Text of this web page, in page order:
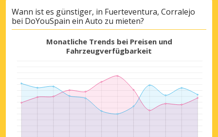
Wann ist es günstiger, in Fuerteventura, Corralejo
bei DoYouSpain ein Auto zu mieten?
Monatliche Trends bei Preisen und
Fahrzeugverfügbarkeit
Top-Ersparnisses
Erhalten Sie Zugang zu exklusiven
Partnerangeboten